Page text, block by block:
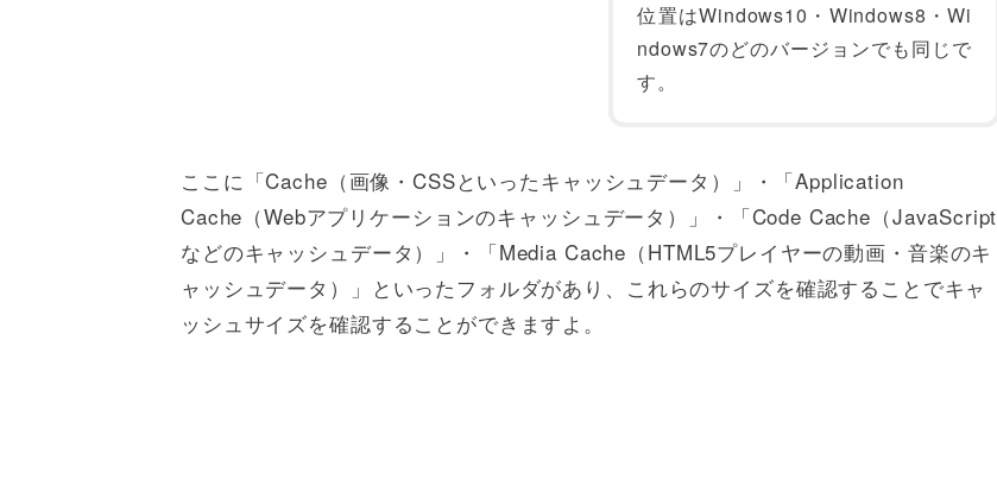
位置はWindows10・Windows8・Wi
ndows7のどのバージョンでも同じで
す。
ここに「Cache（画像・CSSといったキャッシュデータ）」・「Application
Cache（Webアプリケーションのキャッシュデータ）」・「Code Cache（JavaScript
などのキャッシュデータ）」・「Media Cache（HTML5プレイヤーの動画・音楽のキ
ャッシュデータ）」といったフォルダがあり、これらのサイズを確認することでキャ
ッシュサイズを確認することができますよ。